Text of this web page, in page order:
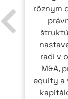
rôznym
radí v
M&A,
equity a